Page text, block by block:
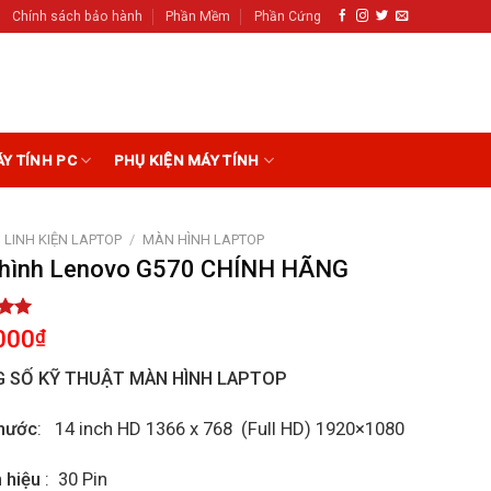
Chính sách bảo hành Phần Mềm Phần Cứng
TÍNH PC PHỤ KIỆN MÁY TÍNH
LINH KIỆN LAPTOP / MÀN HÌNH LAPTOP
Lenovo G570 CHÍNH HÃNG
₫
SỐ KỸ THUẬT MÀN HÌNH LAPTOP
: 14 inch HD 1366 x 768 (Full HD) 1920×1080
hiệu : 30 Pin